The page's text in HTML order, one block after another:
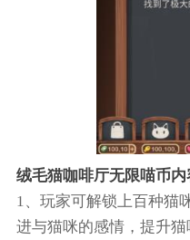
绒毛猫咖啡厅无限喵币内
1、玩家可解锁上百种猫
进与猫咪的感情，提升